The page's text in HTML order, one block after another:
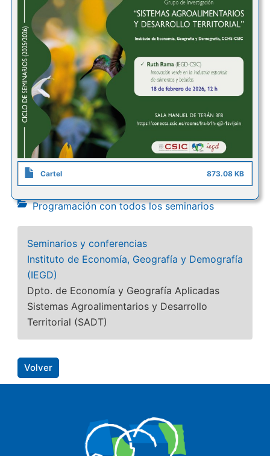
Cartel 873.08 KB
Programación con todos los seminarios
Seminarios y conferencias
Instituto de Economía, Geografía y Demografía
(IEGD)
Dpto. de Economía y Geografía Aplicadas
Sistemas Agroalimentarios y Desarrollo
Territorial (SADT)
Volver